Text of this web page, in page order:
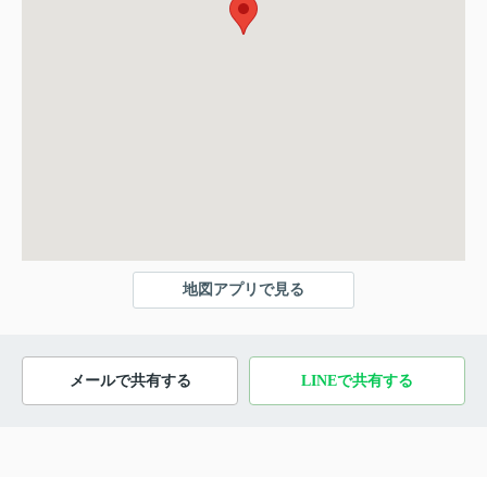
地図アプリで見る
メールで共有する LINEで共有する